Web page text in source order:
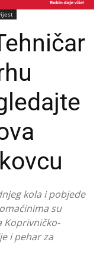
kola i pobjede
su
Koprivničko-
i pehar za